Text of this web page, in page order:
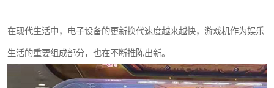
在现代生活中，电子设备的更新换代速度越来越快，游戏机作为娱乐
生活的重要组成部分，也在不断推陈出新。
游戏厅回收